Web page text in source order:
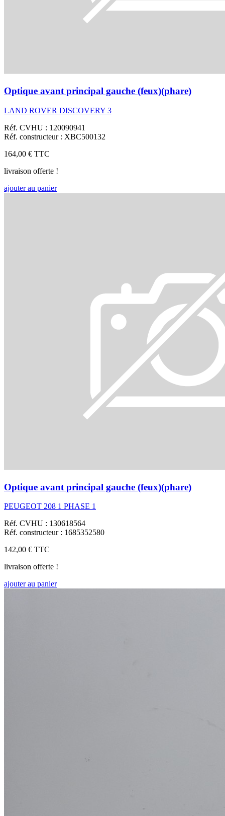
Optique avant principal gauche (feux)(phare)
LAND ROVER DISCOVERY 3
Réf. CVHU : 120090941
Réf. constructeur : XBC500132
164,00 € TTC
livraison offerte !
ajouter au panier
Optique avant principal gauche (feux)(phare)
PEUGEOT 208 1 PHASE 1
Réf. CVHU : 130618564
Réf. constructeur : 1685352580
142,00 € TTC
livraison offerte !
ajouter au panier